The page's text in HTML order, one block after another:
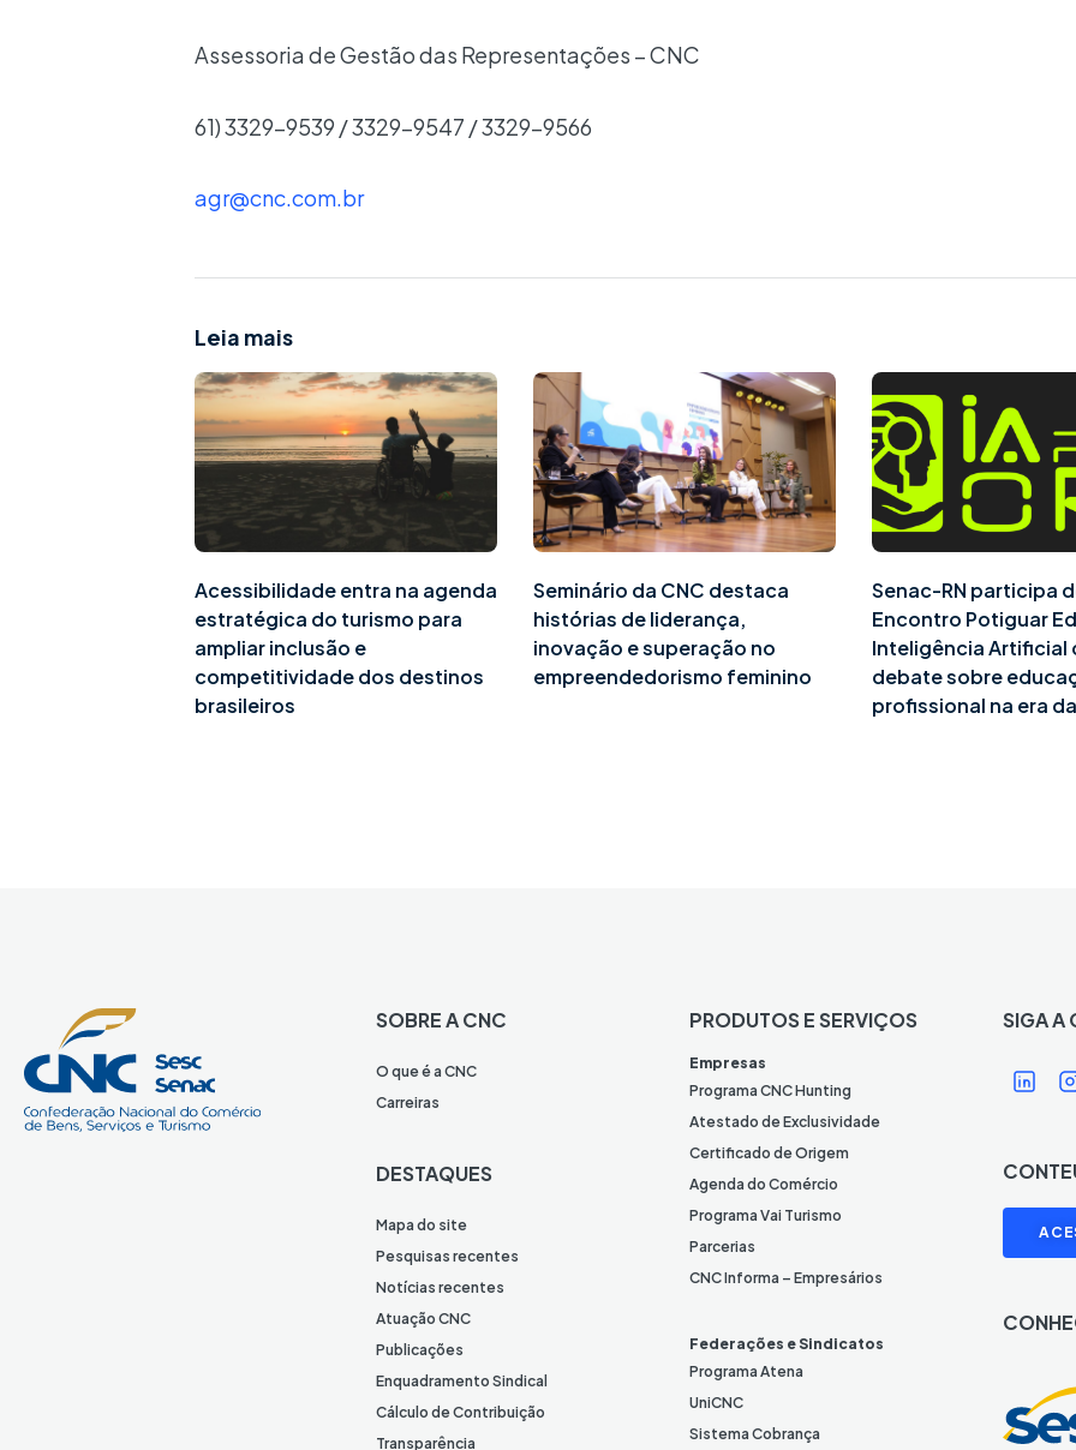
Assessoria de Gestão das Representações – CNC
61) 3329-9539 / 3329-9547 / 3329-9566
agr@cnc.com.br
Leia mais
Acessibilidade entra na agenda
estratégica do turismo para
ampliar inclusão e
competitividade dos destinos
brasileiros
Seminário da CNC destaca
histórias de liderança,
inovação e superação no
empreendedorismo feminino
Senac-RN participa
Encontro Potiguar
Inteligência Artificial
debate sobre
profissional na era
SOBRE A CNC
O que é a CNC
Carreiras
DESTAQUES
Mapa do site
Pesquisas recentes
Notícias recentes
Atuação CNC
Publicações
Enquadramento Sindical
Cálculo de Contribuição
Transparência
PRODUTOS E SERVIÇOS
Empresas
Programa CNC Hunting
Atestado de Exclusividade
Certificado de Origem
Agenda do Comércio
Programa Vai Turismo
Parcerias
CNC Informa – Empresários
Federações e Sindicatos
Programa Atena
UniCNC
Sistema Cobrança
SIGA A
Í
c
n
e
L
i
k
e
I
n
Í
I